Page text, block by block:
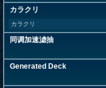
カラクリ
カラクリ
同调加速滤抽
Generated Deck